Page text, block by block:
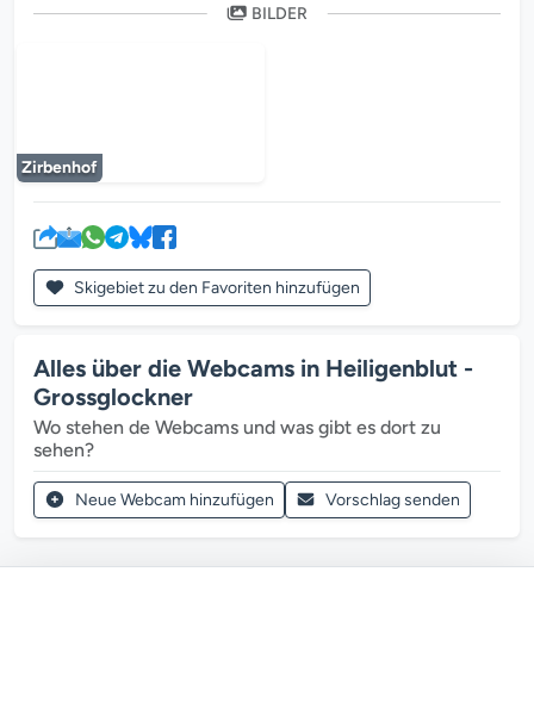
BILDER
Zirbenhof
Skigebiet zu den Favoriten hinzufügen
Alles über die Webcams in Heiligenblut -
Grossglockner
Wo stehen de Webcams und was gibt es dort zu
sehen?
Neue Webcam hinzufügen Vorschlag senden